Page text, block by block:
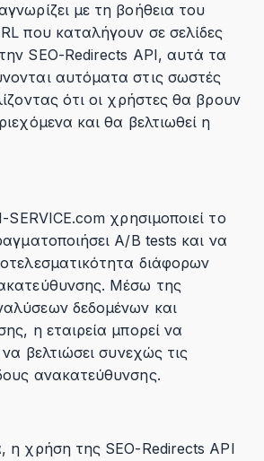
με τη βοήθεια του
που καταλήγουν σε σελίδες
SEO-Redirects API, αυτά τα
αυτόματα στις σωστές
ότι οι χρήστες θα βρουν
και θα βελτιωθεί η
χρησιμοποιεί το
A/B tests και να
διάφορων
Μέσω της
δεδομένων και
η εταιρεία μπορεί να
να βελτιώσει συνεχώς τις
ανακατεύθυνσης.
η χρήση της SEO-Redirects API